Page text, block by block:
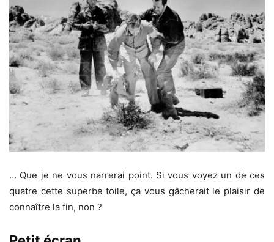
… Que je ne vous narrerai point. Si vous voyez un de ces
quatre cette superbe toile, ça vous gâcherait le plaisir de
connaître la fin, non ?